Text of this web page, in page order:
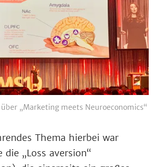
„Marketing meets Neuroeconomics“
Thema hierbei war
die „Loss aversion“